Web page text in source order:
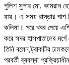
পুলিশ সুপার মো. কামরান
যায়। এ সময় রাস্তার পাশ
কলিমা। পরে খবর পেয়ে
করে সদর হাসপাতালের
তিনি বলেন,ট্রাকটির
পরবর্তী ব্যবস্থা